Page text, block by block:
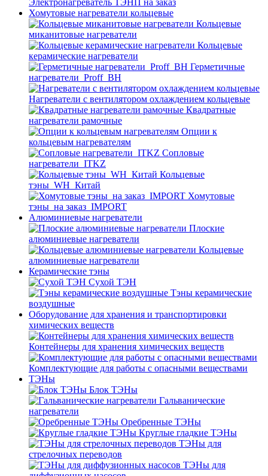
Электронагреватель ТЭНП на заказ
Хомутовые нагреватели кольцевые
Кольцевые
миканитовые нагреватели
Кольцевые
керамические нагреватели
Герметичные
нагреватели_Proff_BH
Нагреватели с вентилятором охлаждением кольцевые
Квадратные
нагреватели рамочные
Опции к
кольцевым нагревателям
Cопловые
нагреватели_ITKZ
Кольцевые
тэны_WH_Китай
Хомутовые
тэны_на заказ_IMPORT
Алюминиевые нагреватели
Плоские
алюминиевые нагреватели
Кольцевые
алюминиевые нагреватели
Керамические тэны
Сухой ТЭН
Тэны керамические
воздушные
Оборудование для хранения и транспортировки
химических веществ
Контейнеры для хранения химических веществ
Комплектующие для работы с опасными веществами
ТЭНы
Блок ТЭНы
Гальванические
нагреватели
Оребренные ТЭНы
Круглые гладкие ТЭНы
ТЭНы для
стрелочных переводов
ТЭНы для